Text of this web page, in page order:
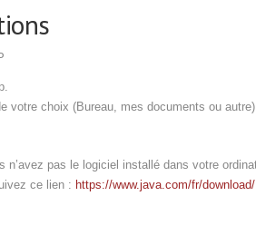
votre choix (Bureau, mes documents ou
n’avez pas le logiciel installé dans votre
ce lien : https://www.java.com/fr/download/